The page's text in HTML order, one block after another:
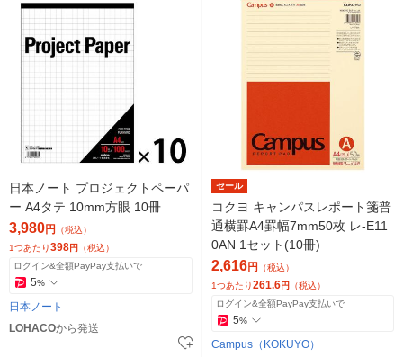
日本ノート プロジェクトペーパ
ー A4タテ 10mm方眼 10冊
3,980円 （税込）
1つあたり398円 （税込）
ログイン&全額PayPay支払いで
5%
日本ノート
LOHACOから発送
セール
コクヨ キャンパスレポート箋普
通横罫A4罫幅7mm50枚 レ-E11
0AN 1セット(10冊)
2,616円 （税込）
1つあたり261.6円 （税込）
ログイン&全額PayPay支払いで
5%
Campus（KOKUYO）